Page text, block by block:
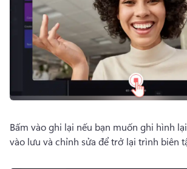
Bấm vào ghi lại nếu bạn muốn ghi hình
vào lưu và chỉnh sửa để trở lại trình biên